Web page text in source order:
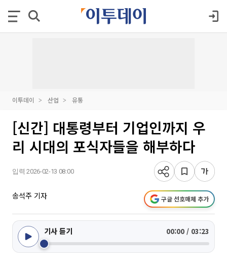
이투데이 산업 유통
[신간] 대통령부터 기업인까지 우
리 시대의 포식자들을 해부하다
입력 2026-02-13 08:00
송석주 기자 구글 선호매체 추가
기사 듣기 00:00 / 03:23